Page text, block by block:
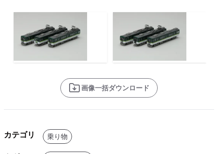
画像一括ダウンロード
カテゴリ 乗り物